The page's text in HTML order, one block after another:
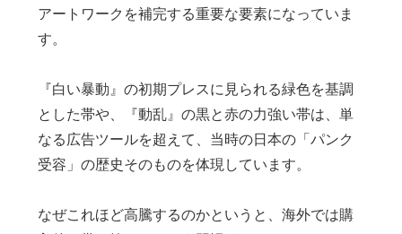
アートワークを補完する重要な要素になっていま
す。
『白い暴動』の初期プレスに見られる緑色を基調
とした帯や、『動乱』の黒と赤の力強い帯は、単
なる広告ツールを超えて、当時の日本の「パンク
受容」の歴史そのものを体現しています。
なぜこれほど高騰するのかというと、海外では購